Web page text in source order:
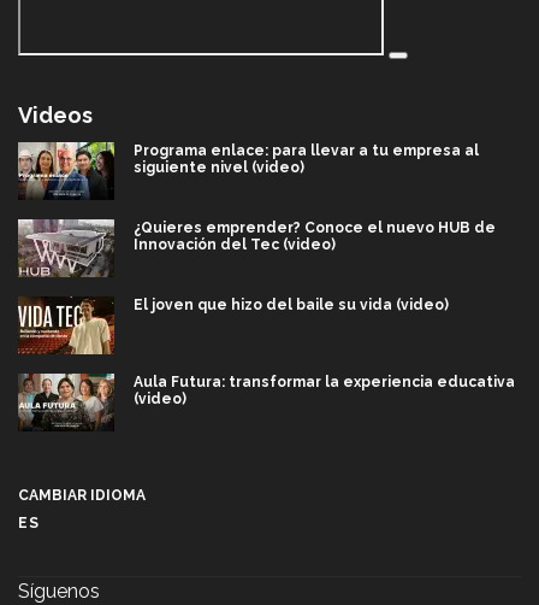
Videos
Programa enlace: para llevar a tu empresa al
siguiente nivel (video)
¿Quieres emprender? Conoce el nuevo HUB de
Innovación del Tec (video)
El joven que hizo del baile su vida (video)
Aula Futura: transformar la experiencia educativa
(video)
CAMBIAR IDIOMA
ES
Síguenos